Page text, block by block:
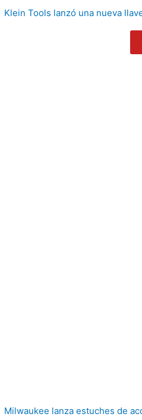
Klein Tools lanzó una nueva
Milwaukee lanza estuches de